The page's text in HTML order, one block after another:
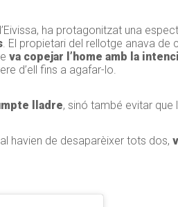
ha protagonitzat una
. El propietari del rellotge anava de
va copejar l’home amb la
d’ell fins a agafar-lo.
lladre, sinó també evitar que
havien de desaparèixer tots dos,